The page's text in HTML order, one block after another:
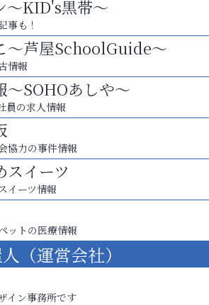
～KID's黒帯～
事も！
～芦屋SchoolGuide～
情報
～SOHOあしや～
員の求人情報
協力の事件情報
スイーツ
イーツ情報
ットの医療情報
（運営会社）
イン事務所です